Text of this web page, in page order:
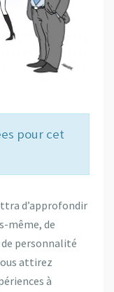
pour cet
d’approfondir
même, de
personnalité
attirez
à